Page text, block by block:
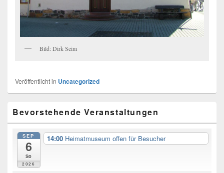
Bild: Dirk Seim
Veröffentlicht in Uncategorized
Sidebar
Widget
Area
Bevorstehende Veranstaltungen
SEP
6
So
2026
14:00 Heimatmuseum offen für Besucher